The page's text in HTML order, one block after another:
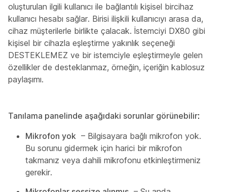
oluşturulan ilgili kullanıcı ile bağlantılı kişisel bircihaz
kullanıcı hesabı sağlar. Birisi ilişkili kullanıcıyı arasa da,
cihaz müşterilerle birlikte çalacak. İstemciyi DX80 gibi
kişisel bir cihazla eşleştirme yakınlık seçeneği
DESTEKLEMEZ ve bir istemciyle eşleştirmeyle gelen
özellikler de desteklanmaz, örneğin, içeriğin kablosuz
paylaşımı.
Tanılama panelinde aşağıdaki sorunlar görünebilir:
Mikrofon yok – Bilgisayara bağlı mikrofon yok.
Bu sorunu gidermek için harici bir mikrofon
takmanız veya dahili mikrofonu etkinleştirmeniz
gerekir.